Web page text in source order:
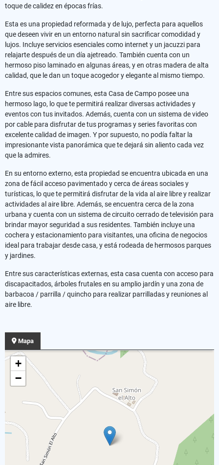
toque de calidez en épocas frías.
Esta es una propiedad reformada y de lujo, perfecta para aquellos
que deseen vivir en un entorno natural sin sacrificar comodidad y
lujos. Incluye servicios esenciales como internet y un jacuzzi para
relajarte después de un día ajetreado. También cuenta con un
hermoso piso laminado en algunas áreas, y en otras madera de alta
calidad, que le dan un toque acogedor y elegante al mismo tiempo.
Entre sus espacios comunes, esta Casa de Campo posee una
hermoso lago, lo que te permitirá realizar diversas actividades y
eventos con tus invitados. Además, cuenta con un sistema de video
por cable para disfrutar de tus programas y series favoritas con
excelente calidad de imagen. Y por supuesto, no podía faltar la
impresionante vista panorámica que te dejará sin aliento cada vez
que la admires.
En su entorno externo, esta propiedad se encuentra ubicada en una
zona de fácil acceso pavimentado y cerca de áreas sociales y
turísticas, lo que te permitirá disfrutar de la vida al aire libre y realizar
actividades al aire libre. Además, se encuentra cerca de la zona
urbana y cuenta con un sistema de circuito cerrado de televisión para
brindar mayor seguridad a sus residentes. También incluye una
cochera y estacionamiento para visitantes, una oficina de negocios
ideal para trabajar desde casa, y está rodeada de hermosos parques
y jardines.
Entre sus características externas, esta casa cuenta con acceso para
discapacitados, árboles frutales en su amplio jardín y una zona de
barbacoa / parrilla / quincho para realizar parrilladas y reuniones al
aire libre.
Mapa
+
−